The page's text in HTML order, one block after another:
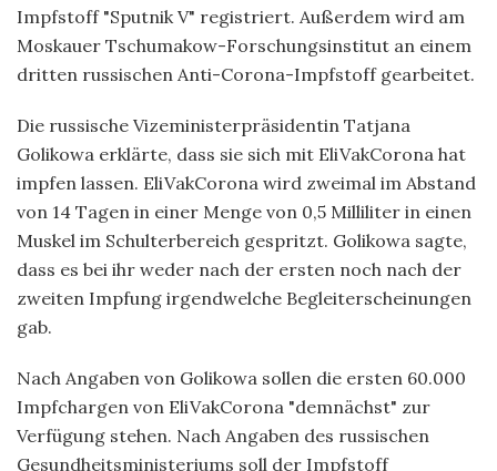
Impfstoff "Sputnik V" registriert. Außerdem wird am
Moskauer Tschumakow-Forschungsinstitut an einem
dritten russischen Anti-Corona-Impfstoff gearbeitet.
Die russische Vizeministerpräsidentin Tatjana
Golikowa erklärte, dass sie sich mit EliVakCorona hat
impfen lassen. EliVakCorona wird zweimal im Abstand
von 14 Tagen in einer Menge von 0,5 Milliliter in einen
Muskel im Schulterbereich gespritzt. Golikowa sagte,
dass es bei ihr weder nach der ersten noch nach der
zweiten Impfung irgendwelche Begleiterscheinungen
gab.
Nach Angaben von Golikowa sollen die ersten 60.000
Impfchargen von EliVakCorona "demnächst" zur
Verfügung stehen. Nach Angaben des russischen
Gesundheitsministeriums soll der Impfstoff